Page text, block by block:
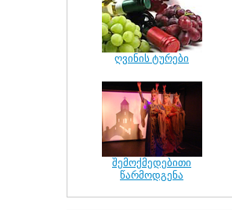
ღვინის ტურები
შემოქმედებითი
წარმოდგენა